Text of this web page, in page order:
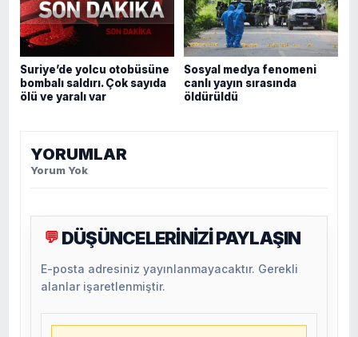
Suriye’de yolcu otobüsüne
bombalı saldırı. Çok sayıda
ölü ve yaralı var
Sosyal medya fenomeni
canlı yayın sırasında
öldürüldü
YORUMLAR
Yorum Yok
💬 DÜŞÜNCELERİNİZİ PAYLAŞIN
E-posta adresiniz yayınlanmayacaktır. Gerekli
alanlar işaretlenmiştir.